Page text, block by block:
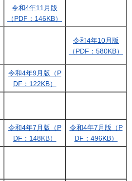
令和4年11月版
（PDF：146KB）
令和4年10月版
（PDF：580KB）
令和4年9月版（P
DF：122KB）
令和4年7月版（P
DF：148KB）
令和4年7月版（P
DF：496KB）